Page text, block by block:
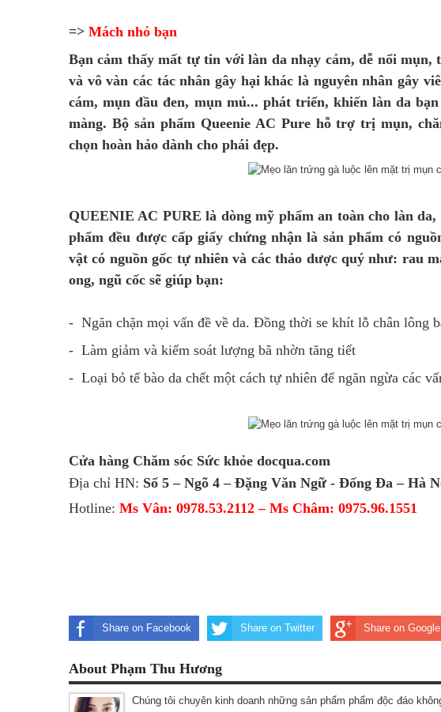
=> Mách nhỏ bạn
Bạncảm thấy mất tự tin vớilàn danhạy cảm, dễ nổi mụn,
và vô vàn các tác nhân gây hại khác là nguyên nhân gây
cám, mụn đầu đen, mụn mủ... phát triển,khiếnlànda bạn
màng. Bộ sản phẩm Queenie AC Pure hỗ trợ trị mụn,
chọn hoàn hảo dành cho phái đẹp.
QUEENIE AC PURE là dòng mỹ phẩm an toàn cho làn da,
phẩm đều được cấp giấy chứng nhận là sản phẩm có
vật có nguồn gốc tự nhiên và các thảo dược quýnhư: rau
ong, ngũ cốc sẽ giúp bạn:
- Ngăn chặn mọi vấn đề về da. Đồng thời se khít lỗ chân lông
- Làm giảm và kiểm soát lượng bã nhờn tăng tiết
- Loại bỏ tế bào da chết một cách tự nhiên để ngăn ngừa các
Cửa hàng Chăm sóc Sức khỏe docqua.com
Địa chỉ HN: Số 5 – Ngõ 4 – Đặng Văn Ngữ - Đống Đa – Hà
Hotline: Ms Vân: 0978.53.2112 – Ms Châm: 0975.96.1551
Share on Facebook Share on Twitter Share on
About Phạm Thu Hương
Chúng tôi chuyên kinh doanh những sản phẩm phẩm độc đáo